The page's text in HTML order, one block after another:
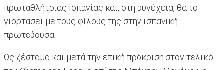
πρωταθλήτριας Ισπανίας και, στη συνέχεια, θα το
γιορτάσει με τους φίλους της στην ισπανική
πρωτεύουσα.
Ως ζέσταμα και μετά την επική πρόκριση στον τελικό